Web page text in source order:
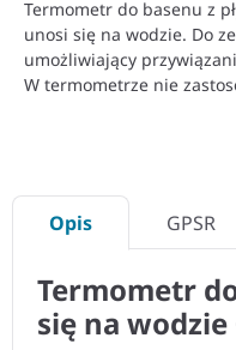
Termometr do basenu z
unosi się na wodzie. Do
umożliwiający
W termometrze nie
Opis GPSR
Termometr
się na